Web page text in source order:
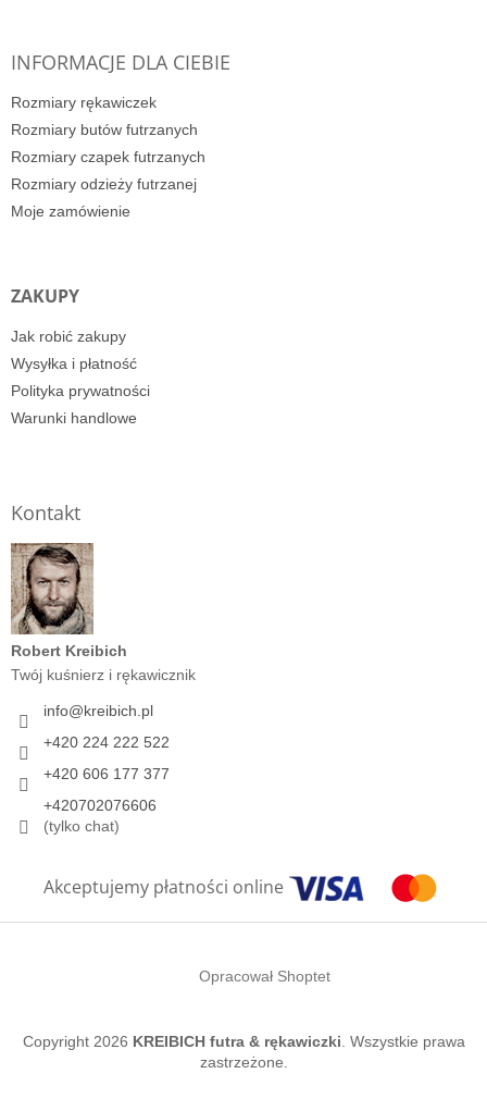
INFORMACJE DLA CIEBIE
Rozmiary rękawiczek
Rozmiary butów futrzanych
Rozmiary czapek futrzanych
Rozmiary odzieży futrzanej
Moje zamówienie
ZAKUPY
Jak robić zakupy
Wysyłka i płatność
Polityka prywatności
Warunki handlowe
Kontakt
Robert Kreibich
Twój kuśnierz i rękawicznik
info@kreibich.pl
+420 224 222 522
+420 606 177 377
+420702076606
(tylko chat)
Akceptujemy płatności online
Opracował Shoptet
Copyright 2026 KREIBICH futra & rękawiczki . Wszystkie prawa
zastrzeżone.